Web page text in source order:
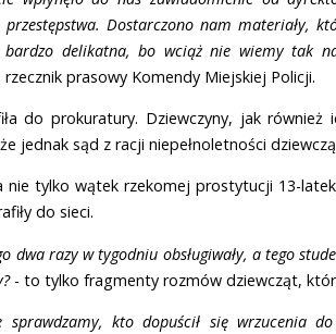
Dostarczono nam materiały,
bardzo delikatna, bo wciąż nie wiemy tak
rzecznik prasowy Komendy Miejskiej Policji.
do prokuratury. Dziewczyny, jak
jednak sąd z racji niepełnoletności
nie tylko wątek rzekomej prostytucji 13-
do sieci.
dwa razy w tygodniu obsługiwały, a tego
- to tylko fragmenty rozmów dziewcząt,
sprawdzamy, kto dopuścił się wrzucenia